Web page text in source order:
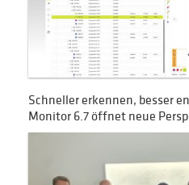
Schneller erkennen, besser
Monitor 6.7 öffnet neue